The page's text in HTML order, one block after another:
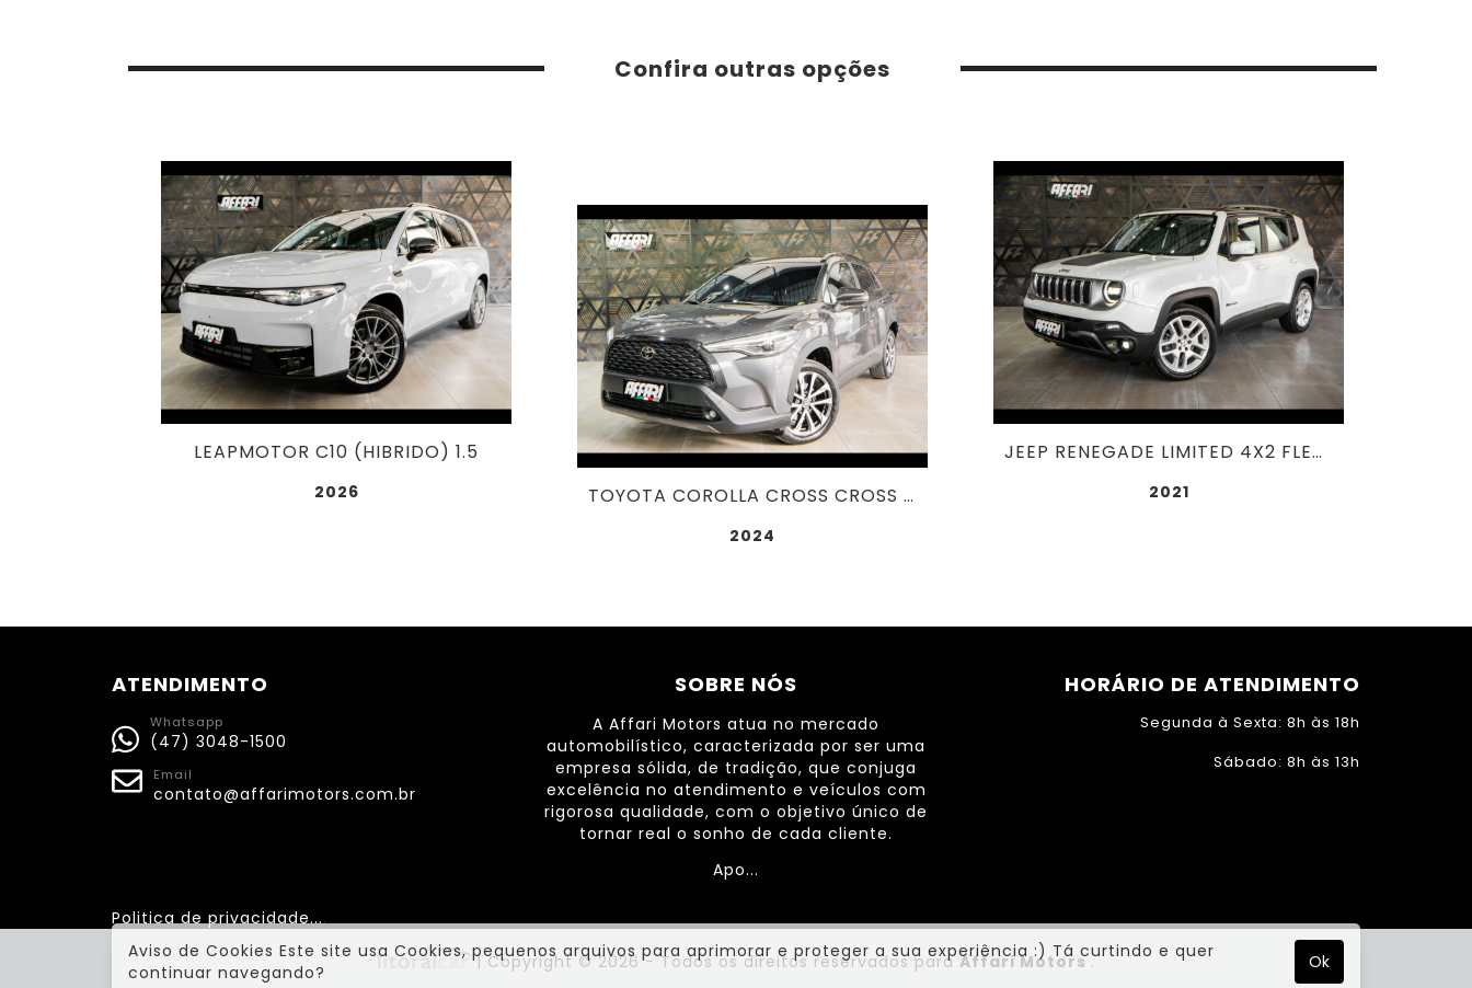
Confira outras opções
LEAPMOTOR C10 (HIBRIDO) 1.5
2026 TOYOTA COROLLA CROSS CROSS XRE FLEX AUT. (39.796 KM)
2024
JEEP RENEGADE LIMITED 4X2 FLEX AUT. (52.777KM) 1.8
2021
ATENDIMENTO
Whatsapp
(47) 3048-1500
Email
contato@affarimotors.com.br
SOBRE NÓS
A Affari Motors atua no mercado
automobilístico, caracterizada por ser uma
empresa sólida, de tradição, que conjuga
excelência no atendimento e veículos com
rigorosa qualidade, com o objetivo único de
tornar real o sonho de cada cliente.
Apo...
HORÁRIO DE ATENDIMENTO
Segunda à Sexta: 8h às 18h
Sábado: 8h às 13h
Politica de privacidade....
| Copyright © 2026 - Todos os direitos reservados paraAffari Motors.
Aviso de Cookies Este site usa Cookies, pequenos arquivos para aprimorar e proteger a sua experiência :) Tá curtindo e quer
continuar navegando?
Ok